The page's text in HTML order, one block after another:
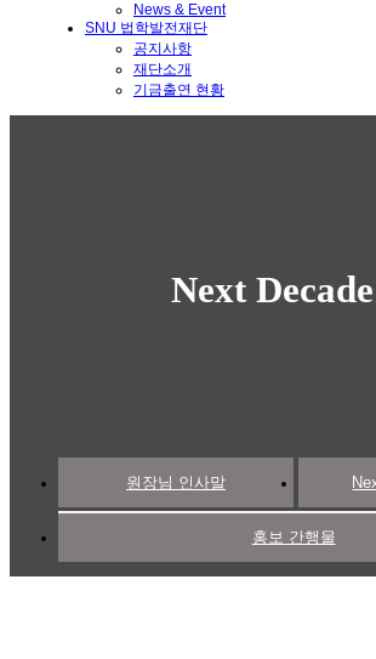
News & Event
SNU 법학발전재단
공지사항
재단소개
기금출연 현황
Next Decade
원장님 인사말
홍보 간행물